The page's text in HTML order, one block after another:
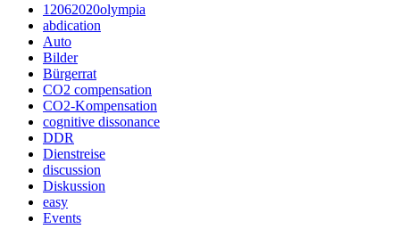
12062020olympia
abdication
Auto
Bilder
Bürgerrat
CO2 compensation
CO2-Kompensation
cognitive dissonance
DDR
Dienstreise
discussion
Diskussion
easy
Events